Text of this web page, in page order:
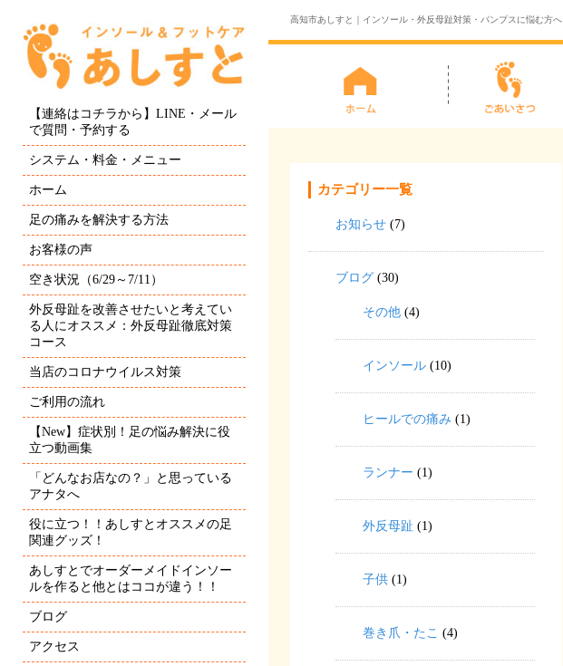
【連絡はコチラから】LINE・メール
で質問・予約する
システム・料金・メニュー
ホーム
足の痛みを解決する方法
お客様の声
空き状況（6/29～7/11）
外反母趾を改善させたいと考えてい
る人にオススメ：外反母趾徹底対策
コース
当店のコロナウイルス対策
ご利用の流れ
【New】症状別！足の悩み解決に役
立つ動画集
「どんなお店なの？」と思っている
アナタへ
役に立つ！！あしすとオススメの足
関連グッズ！
あしすとでオーダーメイドインソー
ルを作ると他とはココが違う！！
ブログ
アクセス
高知市あしすと｜インソール・外反母趾対策・パンプスに悩む方へ
カテゴリー一覧
お知らせ(7)
ブログ(30)
その他(4)
インソール(10)
ヒールでの痛み (1)
ランナー (1)
外反母趾 (1)
子供(1)
巻き爪・たこ (4)